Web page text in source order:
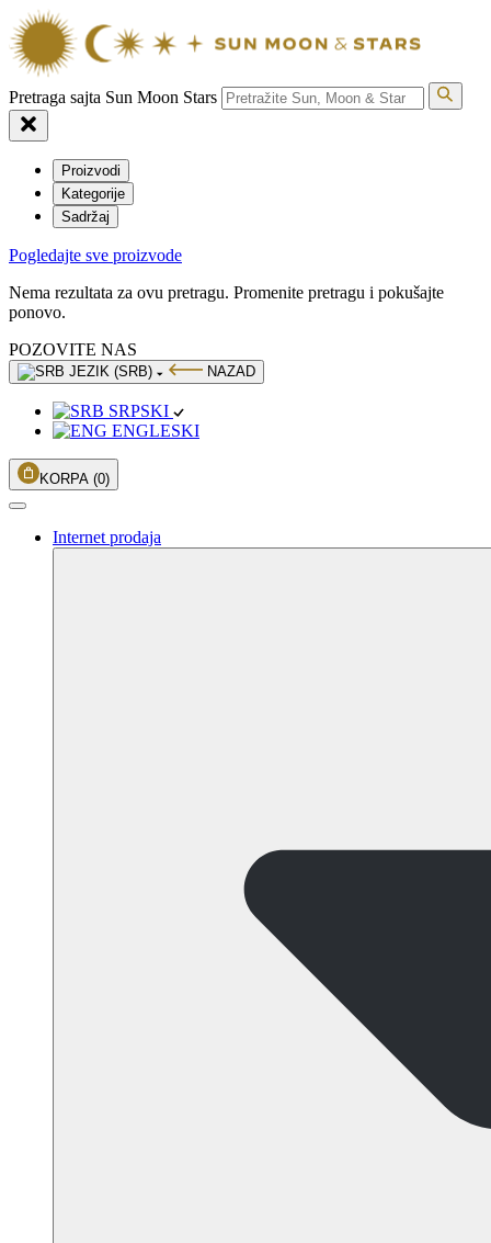
Pretraga sajta Sun Moon Stars
Proizvodi
Kategorije
Sadržaj
Pogledajte sve proizvode
Nema rezultata za ovu pretragu. Promenite pretragu i pokušajte
ponovo.
POZOVITE NAS
JEZIK (SRB) NAZAD
SRPSKI
ENGLESKI
KORPA (0)
Internet prodaja